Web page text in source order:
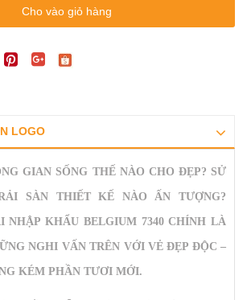
Cho vào giỏ hàng
LOGO
GIAN SỐNG THẾ NÀO CHO ĐẸP? SỬ
SÀN THIẾT KẾ NÀO ẤN TƯỢNG?
NHẬP KHẨU BELGIUM 7340CHÍNH LÀ
NGHI VẤN TRÊN VỚI VẺ ĐẸP ĐỘC –
KÉM PHẦN TƯƠI MỚI.